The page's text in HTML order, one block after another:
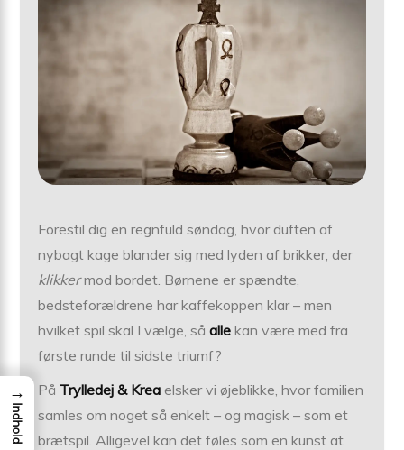
Forestil dig en regnfuld søndag, hvor duften af
nybagt kage blander sig med lyden af brikker, der
klikkermod bordet. Børnene er spændte,
bedsteforældrene har kaffekoppen klar – men
hvilket spil skal I vælge, såalle kan være med fra
første runde til sidste triumf?
På Trylledej & Krea elsker vi øjeblikke, hvor familien
samles om noget så enkelt – og magisk – som et
brætspil. Alligevel kan det føles som en kunst at
→
Indhold